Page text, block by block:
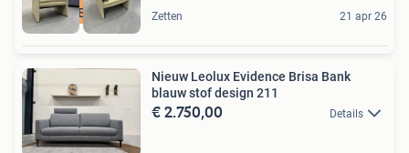
GESLOTEN VAKANTIE Zetten 21 apr 26
Nieuw Leolux Evidence Brisa Bank
blauw stof design 211
€ 2.750,00 Details